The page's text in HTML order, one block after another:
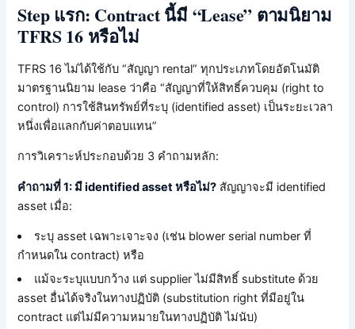
Step แรก: Contract นี้มี “Lease” ตามนิยาม
TFRS 16 หรือไม่
TFRS 16 ไม่ได้ใช้กับ “สัญญา rental” ทุกประเภทโดยอัตโนมัติ
มาตรฐานนิยาม lease ว่าคือ “สัญญาที่ให้สิทธิ์ควบคุม (right to
control) การใช้สินทรัพย์ที่ระบุ (identified asset) เป็นระยะเวลา
หนึ่งเพื่อแลกกับค่าตอบแทน”
การวิเคราะห์ประกอบด้วย 3 คำถามหลัก:
คำถามที่ 1: มี identified asset หรือไม่? สัญญาจะมี identified
asset เมื่อ:
ระบุ asset เฉพาะเจาะจง (เช่น blower serial number ที่
กำหนดใน contract) หรือ
แม้จะระบุแบบกว้าง แต่ supplier ไม่มีสิทธิ์ substitute ด้วย
asset อื่นได้จริงในทางปฏิบัติ (substitution right ที่มีอยู่ใน
contract แต่ไม่มีความหมายในทางปฏิบัติ ไม่นับ)